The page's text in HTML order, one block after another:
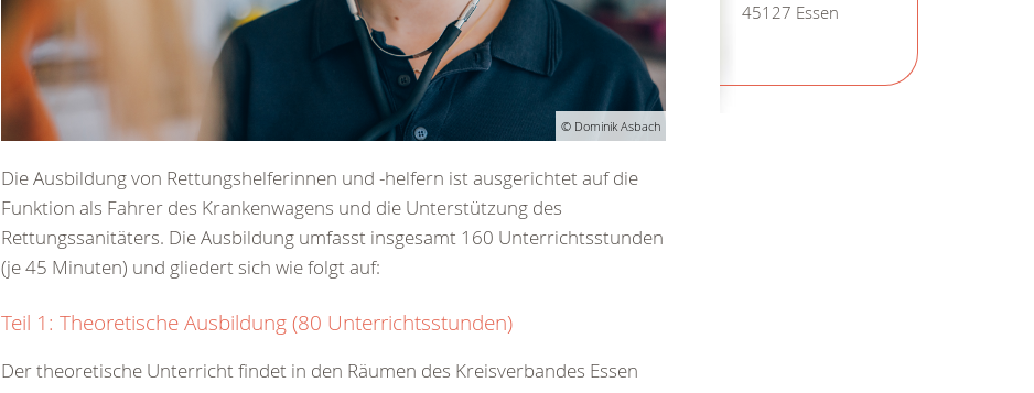
45127 Essen
© Dominik Asbach
Die Ausbildung von Rettungshelferinnen und -helfern ist ausgerichtet auf die
Funktion als Fahrer des Krankenwagens und die Unterstützung des
Rettungssanitäters. Die Ausbildung umfasst insgesamt 160 Unterrichtsstunden
(je 45 Minuten) und gliedert sich wie folgt auf:
Teil 1: Theoretische Ausbildung (80 Unterrichtsstunden)
Der theoretische Unterricht findet in den Räumen des Kreisverbandes Essen